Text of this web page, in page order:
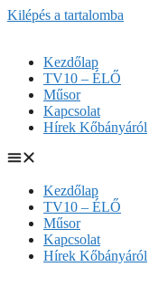
Kilépés a tartalomba
Kezdőlap
TV10 – ÉLŐ
Műsor
Kapcsolat
Hírek Kőbányáról
Kezdőlap
TV10 – ÉLŐ
Műsor
Kapcsolat
Hírek Kőbányáról